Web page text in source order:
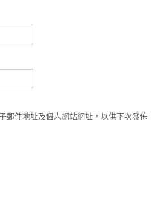
郵件地址及個人網站網址，以供下次發佈